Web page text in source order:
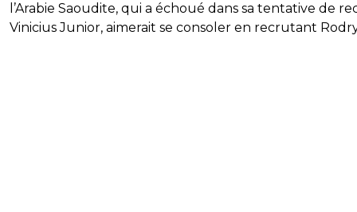
l’Arabie Saoudite, qui a échoué dans sa tentative de
Vinicius Junior, aimerait se consoler en recrutant